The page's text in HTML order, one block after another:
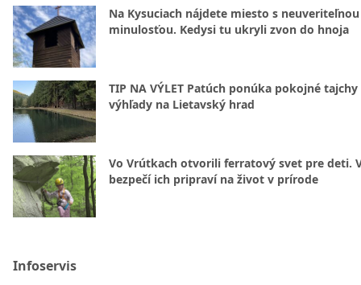
Na Kysuciach nájdete miesto s neuveriteľnou
minulosťou. Kedysi tu ukryli zvon do hnoja
TIP NA VÝLET Patúch ponúka pokojné tajchy
výhľady na Lietavský hrad
Vo Vrútkach otvorili ferratový svet pre deti.
bezpečí ich pripraví na život v prírode
Infoservis